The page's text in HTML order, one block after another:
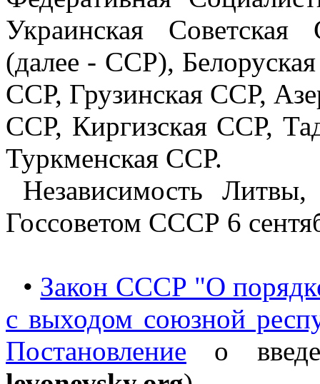
Украинская Советская
(далее - ССР),
ССР, Грузинская ССР,
ССР, Киргизская ССР,
Туркменская ССР.
Независимость
Госсоветом СССР 6
• Закон СССР "О
с выходом союзной
Постановление о